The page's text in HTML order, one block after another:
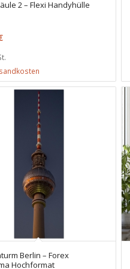
2 – Flexi Handyhülle
Berlin – Forex
Hochformat